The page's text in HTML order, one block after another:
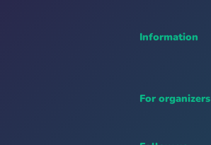
Information
For organizers